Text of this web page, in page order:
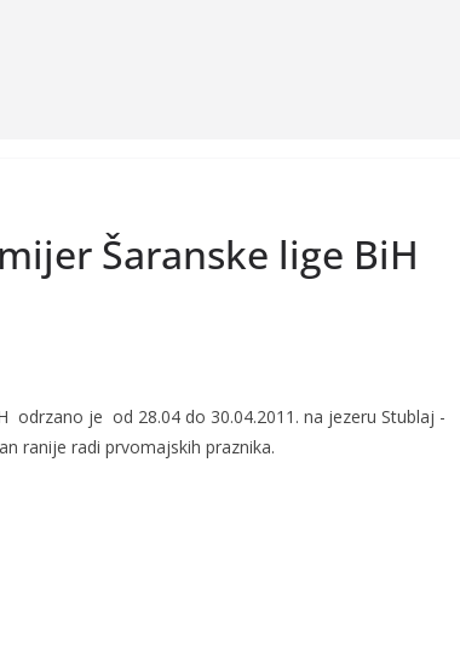
Šaranske lige BiH
odrzano je od 28.04 do 30.04.2011. na jezeru Stublaj -
ranije radi prvomajskih praznika.